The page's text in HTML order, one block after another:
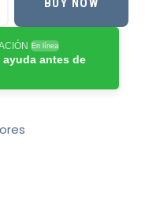
BUY NOW
En línea
ayuda antes de